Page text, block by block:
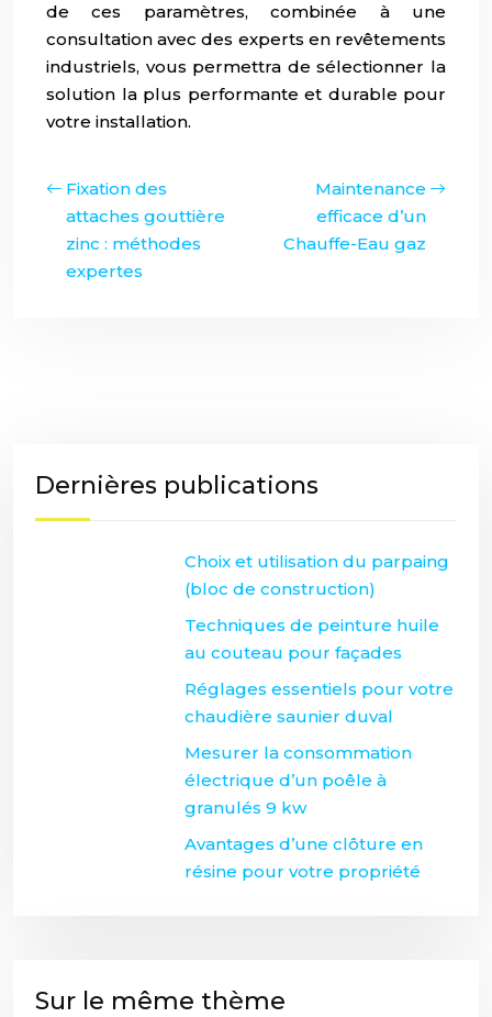
de ces paramètres, combinée à une
consultation avec des experts en revêtements
industriels, vous permettra de sélectionner la
solution la plus performante et durable pour
votre installation.
Fixation des
attaches gouttière
zinc : méthodes
expertes
Maintenance
efficace d’un
Chauffe-Eau gaz
Dernières publications
Choix et utilisation du parpaing
(bloc de construction)
Techniques de peinture huile
au couteau pour façades
Réglages essentiels pour votre
chaudière saunier duval
Mesurer la consommation
électrique d’un poêle à
granulés 9 kw
Avantages d’une clôture en
résine pour votre propriété
Sur le même thème